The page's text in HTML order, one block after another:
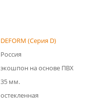
DEFORM (Серия D)
Россия
экошпон на основе ПВХ
35 мм.
остекленная